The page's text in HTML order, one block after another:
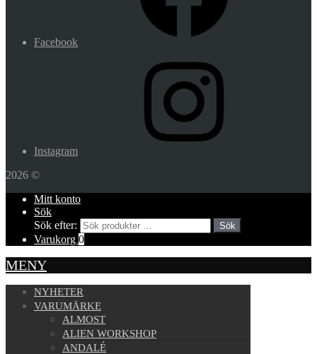
Facebook
Instagram
2026 ©
Mitt konto
Sök
Sök efter:
Sök
Varukorg 0
MENY
NYHETER
VARUMÄRKE
ALMOST
ALIEN WORKSHOP
ANDALÉ